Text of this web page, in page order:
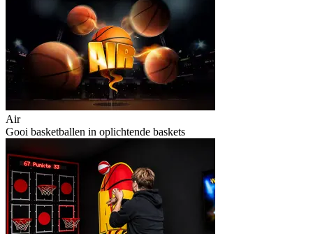
Air
Gooi basketballen in oplichtende baskets